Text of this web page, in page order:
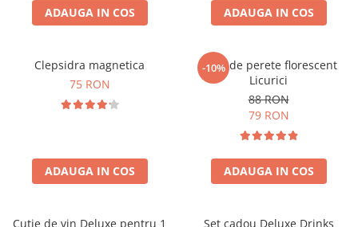
ADAUGA IN COS ADAUGA IN COS
Clepsidra magnetica
75 RON
ADAUGA IN COS
-10%
Ceas de perete florescent
Licurici
88 RON
79 RON
ADAUGA IN COS
Cutie de vin Deluxe pentru 1
Set cadou Deluxe Drinks